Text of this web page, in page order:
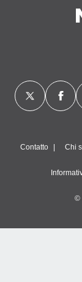
Contatto Chi
©